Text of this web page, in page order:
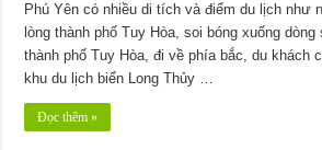
Phú Yên có nhiều di tích và điểm du lịch như
lòng thành phố Tuy Hòa, soi bóng xuống
thành phố Tuy Hòa, đi về phía bắc, du khách
khu du lịch biển Long Thủy …
Đọc thêm »